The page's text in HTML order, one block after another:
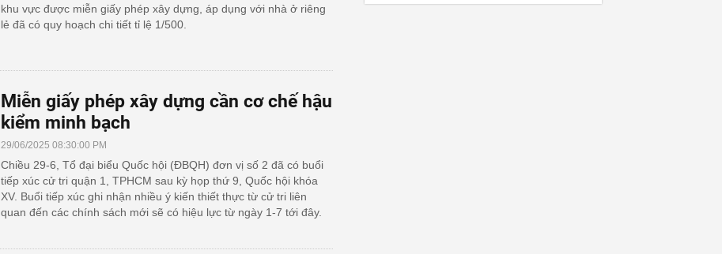
khu vực được miễn giấy phép xây dựng, áp dụng với nhà ở riêng
lẻ đã có quy hoạch chi tiết tỉ lệ 1/500.
Miễn giấy phép xây dựng cần cơ chế hậu
kiểm minh bạch
29/06/2025 08:30:00 PM
Chiều 29-6, Tổ đại biểu Quốc hội (ĐBQH) đơn vị số 2 đã có buổi
tiếp xúc cử tri quận 1, TPHCM sau kỳ họp thứ 9, Quốc hội khóa
XV. Buổi tiếp xúc ghi nhận nhiều ý kiến thiết thực từ cử tri liên
quan đến các chính sách mới sẽ có hiệu lực từ ngày 1-7 tới đây.